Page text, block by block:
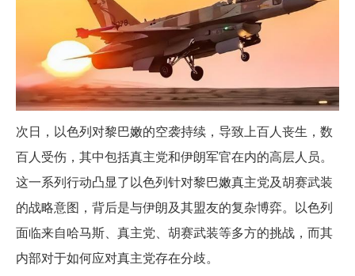
次日，以色列对黎巴嫩的空袭持续，导致上百人丧生，数
百人受伤，其中包括真主党和伊朗军官在内的高层人员。
这一系列行动凸显了以色列针对黎巴嫩真主党及胡赛武装
的战略意图，背后是与伊朗及其盟友的复杂博弈。以色列
面临来自哈马斯、真主党、胡赛武装等多方的挑战，而其
内部对于如何应对真主党存在分歧。